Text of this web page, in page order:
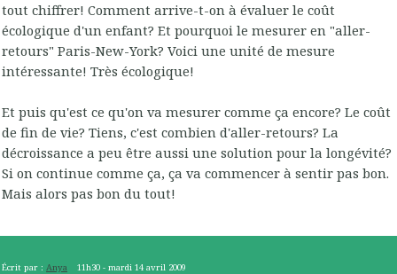
tout chiffrer! Comment arrive-t-on à évaluer le coût
écologique d'un enfant? Et pourquoi le mesurer en "aller-
retours" Paris-New-York? Voici une unité de mesure
intéressante! Très écologique!
Et puis qu'est ce qu'on va mesurer comme ça encore? Le coût
de fin de vie? Tiens, c'est combien d'aller-retours? La
décroissance a peu être aussi une solution pour la longévité?
Si on continue comme ça, ça va commencer à sentir pas bon.
Mais alors pas bon du tout!
Écrit par : Anya 11h30 -mardi 14 avril 2009